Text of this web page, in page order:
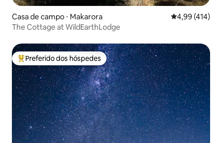
Casa de campo ⋅ Makarora 4,99 de uma
4,99 (414)
The Cottage at WildEarthLodge
Entre os melhores preferidos dos hóspedes
Preferido dos hóspedes